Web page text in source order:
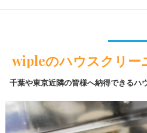
wipleのハウスクリー
千葉や東京近隣の皆様へ納得できるハ